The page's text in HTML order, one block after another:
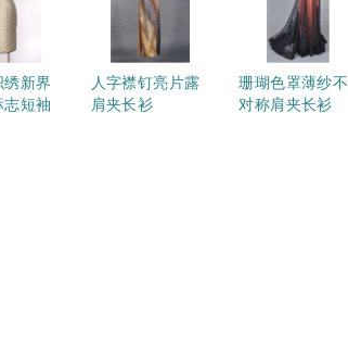
绣新界
志短袖
人字襟钉亮片露
肩夹长衫
珊瑚色罩薄纱不
对称肩夹长衫